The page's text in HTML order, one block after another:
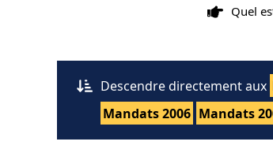
Quel
Descendre directement aux
Mandats 2006 Mandats